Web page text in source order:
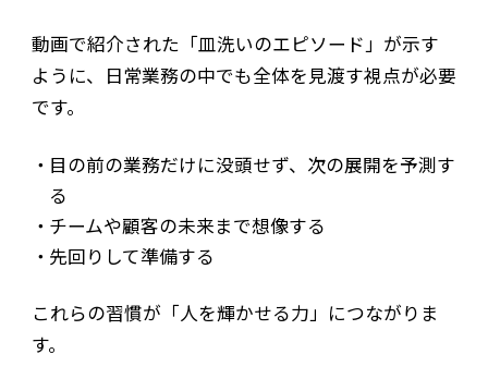
動画で紹介された「皿洗いのエピソード」が示す
ように、日常業務の中でも全体を見渡す視点が必要
です。
目の前の業務だけに没頭せず、次の展開を予測す
る
チームや顧客の未来まで想像する
先回りして準備する
これらの習慣が「人を輝かせる力」につながりま
す。